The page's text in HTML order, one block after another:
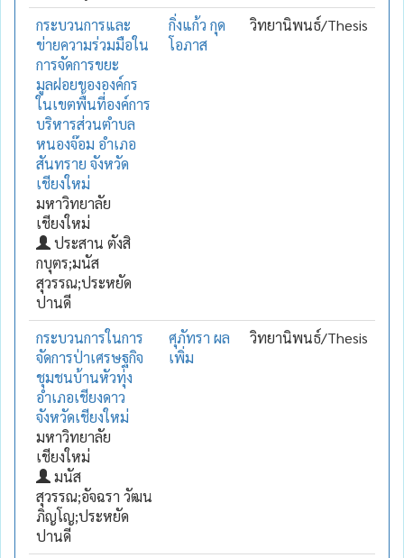
กระบวนการและ
ข่ายความร่วมมือใน
การจัดการขยะ
มูลฝอยขององค์กร
ในเขตพื้นที่องค์การ
บริหารส่วนตำบล
หนองจ๊อม อำเภอ
สันทราย จังหวัด
เชียงใหม่
มหาวิทยาลัย
เชียงใหม่
ประสาน ตังสิ
กบุตร;มนัส
สุวรรณ;ประหยัด
ปานดี
กิ่งแก้ว กุด
โอภาส
วิทยานิพนธ์/Thesis
กระบวนการในการ
จัดการป่าเศรษฐกิจ
ชุมชนบ้านหัวทุ่ง
อำเภอเชียงดาว
จังหวัดเชียงใหม่
มหาวิทยาลัย
เชียงใหม่
มนัส
สุวรรณ;อัจฉรา วัฒน
ภิญโญ;ประหยัด
ปานดี
ศุภัทรา ผล
เพิ่ม
วิทยานิพนธ์/Thesis